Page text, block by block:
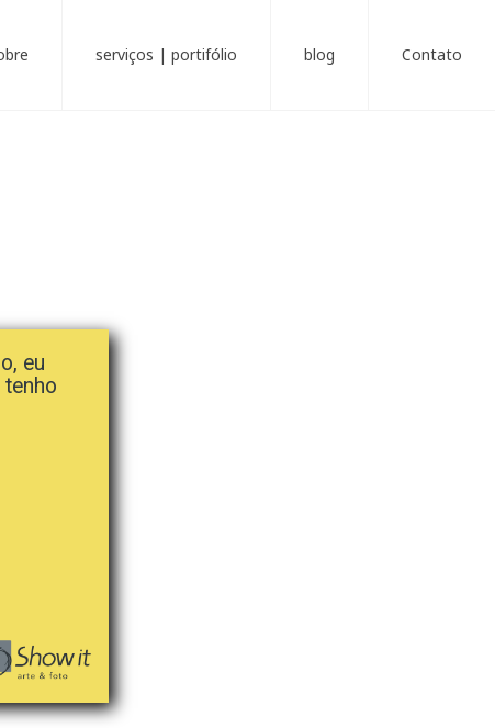
serviços | portifólio blog Contato
eu